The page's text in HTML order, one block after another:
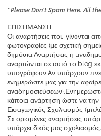
* Please Don't Spam Here. All
ΕΠΙΣΗΜΑΝΣΗ
Οι αναρτήσεις που γίνονται
φωτογραφίες (με σχετική
δημόσια.Αναρτήσεις η
αναρτώνται σε αυτό το blog
υπογράφουν.Αν υπάρχουν
ενημερώστε μας για την
κάποια ανάρτηση ώστε να την
Εισαγωγικός Σχολιασμός
Σε ορισμένες αναρτήσεις
υπάρχει δικός μας